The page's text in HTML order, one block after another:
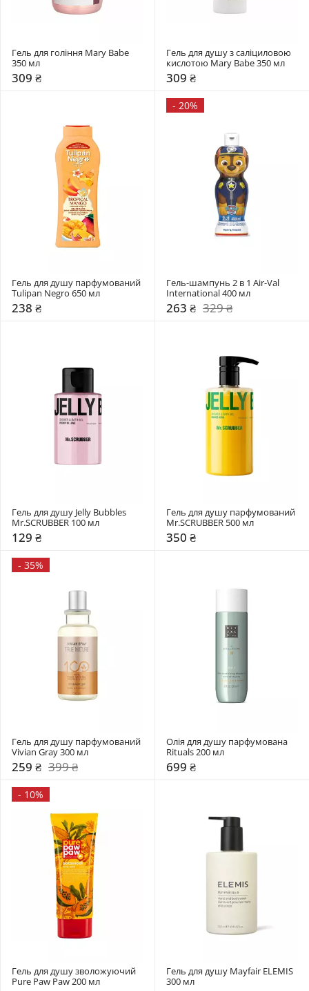
Гель для гоління Mary Babe
350 мл
309 ₴
Гель для душу з саліциловою
кислотою Mary Babe 350 мл
309 ₴
Гель для душу парфумований
Tulipan Negro 650 мл
238 ₴
- 20%
Гель-шампунь 2 в 1 Air-Val
International 400 мл
263 ₴ 329 ₴
Гель для душу Jelly Bubbles
Mr.SCRUBBER 100 мл
129 ₴
Гель для душу парфумований
Mr.SCRUBBER 500 мл
350 ₴
- 35%
Гель для душу парфумований
Vivian Gray 300 мл
259 ₴ 399 ₴
Олія для душу парфумована
Rituals 200 мл
699 ₴
- 10%
Гель для душу зволожуючий
Pure Paw Paw 200 мл
Гель для душу Mayfair ELEMIS
300 мл